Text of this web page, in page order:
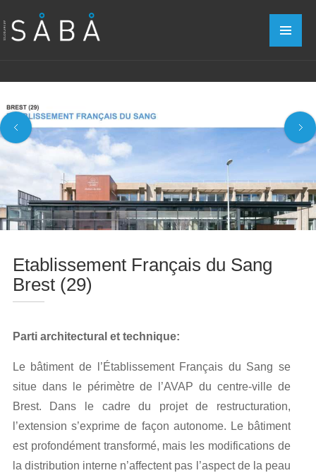
Etablissement Français du Sang
Brest (29)
Parti architectural et technique:
Le bâtiment de l’Établissement Français du Sang se
situe dans le périmètre de l’AVAP du centre-ville de
Brest. Dans le cadre du projet de restructuration,
l’extension s’exprime de façon autonome. Le bâtiment
est profondément transformé, mais les modifications de
la distribution interne n’affectent pas l’aspect de la peau